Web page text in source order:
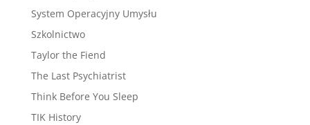
System Operacyjny Umysłu
Szkolnictwo
Taylor the Fiend
The Last Psychiatrist
Think Before You Sleep
TIK History